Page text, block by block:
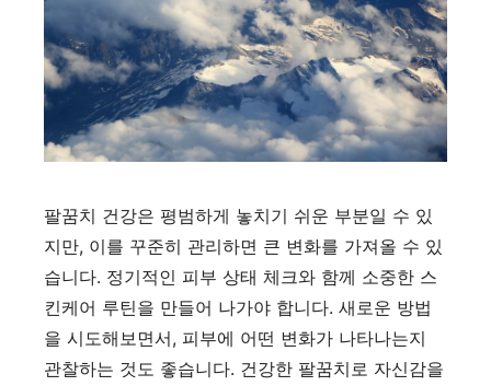
팔꿈치 건강은 평범하게 놓치기 쉬운 부분일 수 있
지만, 이를 꾸준히 관리하면 큰 변화를 가져올 수 있
습니다. 정기적인 피부 상태 체크와 함께 소중한 스
킨케어 루틴을 만들어 나가야 합니다. 새로운 방법
을 시도해보면서, 피부에 어떤 변화가 나타나는지
관찰하는 것도 좋습니다. 건강한 팔꿈치로 자신감을